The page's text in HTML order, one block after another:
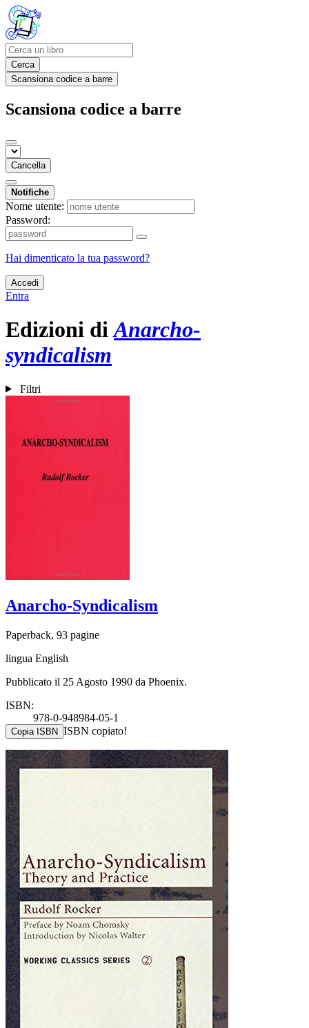
Cerca
Scansiona codice a barre
Scansiona codice a barre
Cancella
Notifiche
Nome utente:
Password:
Hai dimenticato la tua password?
Accedi
Entra
Edizioni diAnarcho-
syndicalism
Filtri
Anarcho-Syndicalism
Paperback, 93 pagine
lingua English
Pubblicato il 25 Agosto 1990 da Phoenix.
ISBN:
978-0-948984-05-1
Copia ISBN ISBN copiato!